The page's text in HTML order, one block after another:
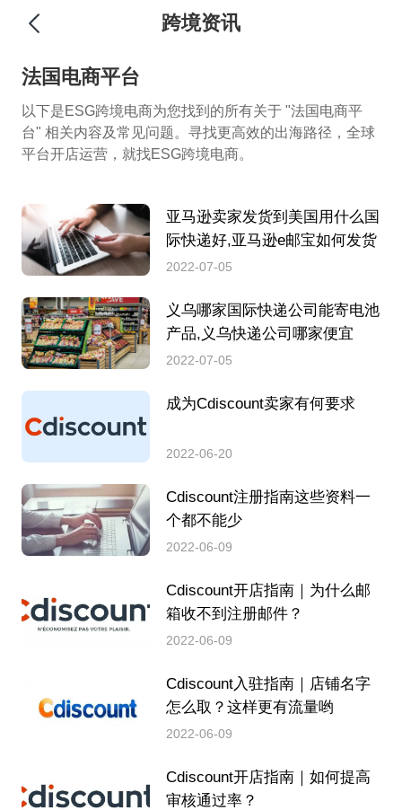
跨境资讯
法国电商平台
以下是ESG跨境电商为您找到的所有关于 "法国电商平
台" 相关内容及常见问题。寻找更高效的出海路径，全球
平台开店运营，就找ESG跨境电商。
亚马逊卖家发货到美国用什么国
际快递好,亚马逊e邮宝如何发货
2022-07-05
义乌哪家国际快递公司能寄电池
产品,义乌快递公司哪家便宜
2022-07-05
成为Cdiscount卖家有何要求
2022-06-20
Cdiscount注册指南这些资料一
个都不能少
2022-06-09
Cdiscount开店指南｜为什么邮
箱收不到注册邮件？
2022-06-09
Cdiscount入驻指南｜店铺名字
怎么取？这样更有流量哟
2022-06-09
Cdiscount开店指南｜如何提高
审核通过率？